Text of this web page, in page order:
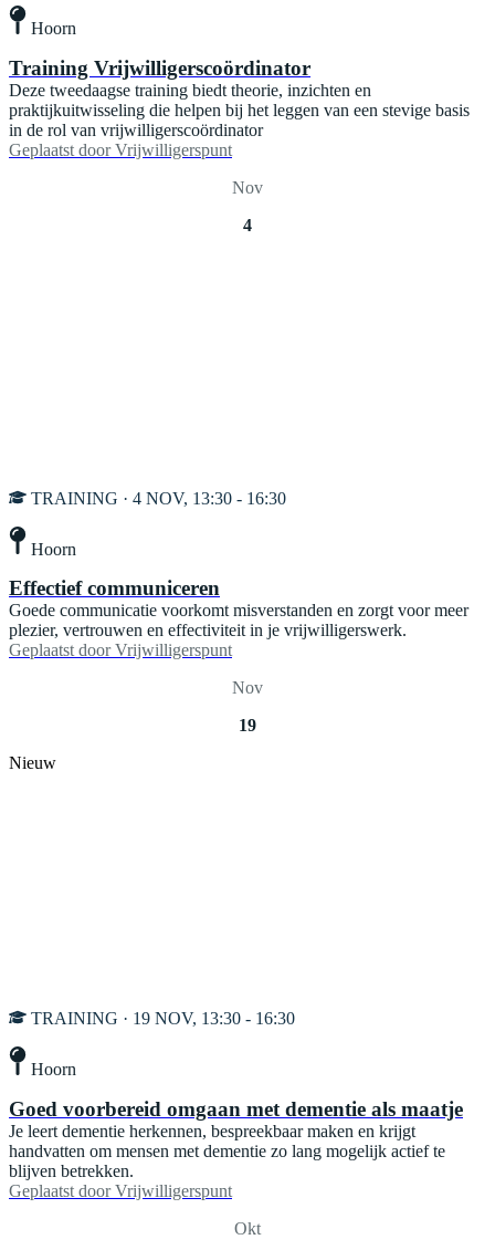
Hoorn
Training Vrijwilligerscoördinator
Deze tweedaagse training biedt theorie, inzichten en
praktijkuitwisseling die helpen bij het leggen van een stevige basis
in de rol van vrijwilligerscoördinator
Geplaatst door Vrijwilligerspunt
Nov
4
TRAINING · 4 NOV, 13:30 - 16:30
Hoorn
Effectief communiceren
Goede communicatie voorkomt misverstanden en zorgt voor meer
plezier, vertrouwen en effectiviteit in je vrijwilligerswerk.
Geplaatst door Vrijwilligerspunt
Nov
19
Nieuw
TRAINING · 19 NOV, 13:30 - 16:30
Hoorn
Goed voorbereid omgaan met dementie als maatje
Je leert dementie herkennen, bespreekbaar maken en krijgt
handvatten om mensen met dementie zo lang mogelijk actief te
blijven betrekken.
Geplaatst door Vrijwilligerspunt
Okt